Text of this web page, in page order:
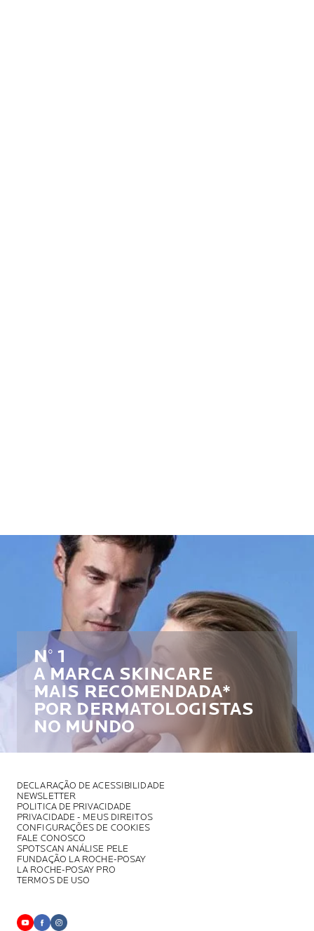
N° 1
A MARCA SKINCARE
MAIS RECOMENDADA*
POR DERMATOLOGISTAS
NO MUNDO
DECLARAÇÃO DE ACESSIBILIDADE
NEWSLETTER
POLITICA DE PRIVACIDADE
PRIVACIDADE - MEUS DIREITOS
CONFIGURAÇÕES DE COOKIES
FALE CONOSCO
SPOTSCAN ANÁLISE PELE
FUNDAÇÃO LA ROCHE-POSAY
LA ROCHE-POSAY PRO
TERMOS DE USO